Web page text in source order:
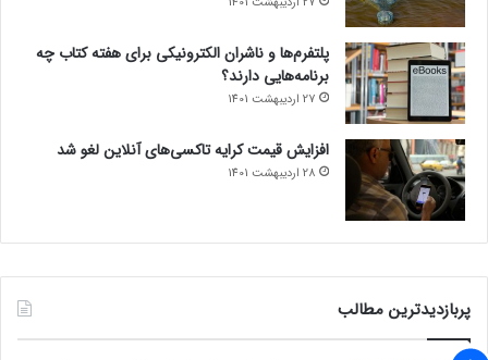
پلتفرم‌ها و ناشران الکترونیکی برای هفته کتاب چه
برنامه‌هایی دارند؟
27 اردیبهشت 1401
افزایش قیمت کرایه تاکسی‌های آنلاین لغو شد
28 اردیبهشت 1401
پربازدیدترین مطالب